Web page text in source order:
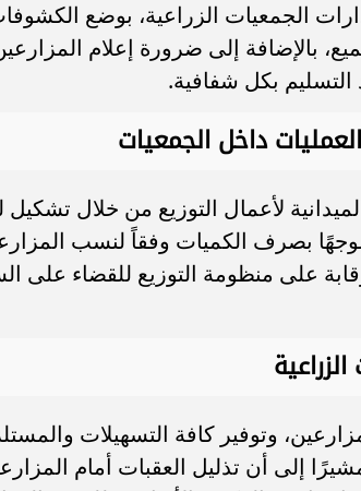
الجمعيات الزراعية، بوضع
بالإضافة إلى ضرورة إعلام
بكل شفافية.
داخل الجمعيات
لأعمال التوزيع من خلال تشكيل
بصرف الكميات وفقاً لنسب
على منظومة التوزيع للقضاء على
وتوفير كافة التسهيلات
إلى أن تذليل العقبات أمام